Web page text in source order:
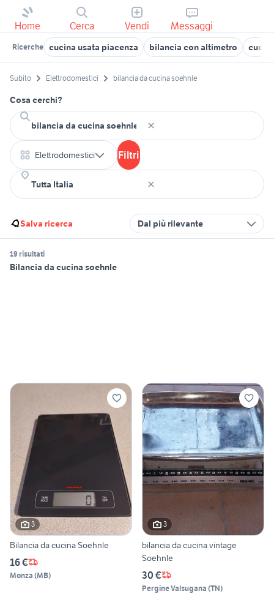
Home Cerca Vendi Messaggi
Ricerche cucina usata piacenza bilancia con altimetro
Subito Elettrodomestici bilancia da cucina soehnle
Cosa cerchi?
Elettrodomestici Filtri
Salva ricerca Dal più rilevante
19 risultati
Bilancia da cucina soehnle
3
Bilancia da cucina Soehnle
16 €
Monza (MB)
3
bilancia da cucina vintage
Soehnle
30 €
Pergine Valsugana (TN)